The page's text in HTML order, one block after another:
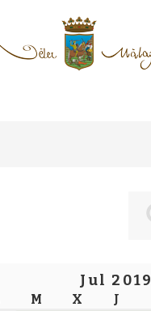
Jul 2019
M X J